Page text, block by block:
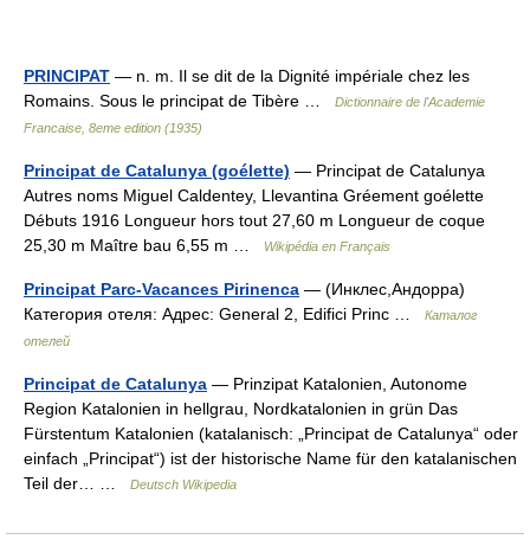
PRINCIPAT — n. m. Il se dit de la Dignité impériale chez les
Romains. Sous le principat de Tibère …
Dictionnaire de l'Academie
Francaise, 8eme edition (1935)
Principat de Catalunya (goélette) — Principat de Catalunya
Autres noms Miguel Caldentey, Llevantina Gréement goélette
Débuts 1916 Longueur hors tout 27,60 m Longueur de coque
25,30 m Maître bau 6,55 m …
Wikipédia en Français
Principat Parc-Vacances Pirinenca — (Инклес,Андорра)
Категория отеля: Адрес: General 2, Edifici Princ …
Каталог
отелей
Principat de Catalunya — Prinzipat Katalonien, Autonome
Region Katalonien in hellgrau, Nordkatalonien in grün Das
Fürstentum Katalonien (katalanisch: „Principat de Catalunya“ oder
einfach „Principat“) ist der historische Name für den katalanischen
Teil der… …
Deutsch Wikipedia